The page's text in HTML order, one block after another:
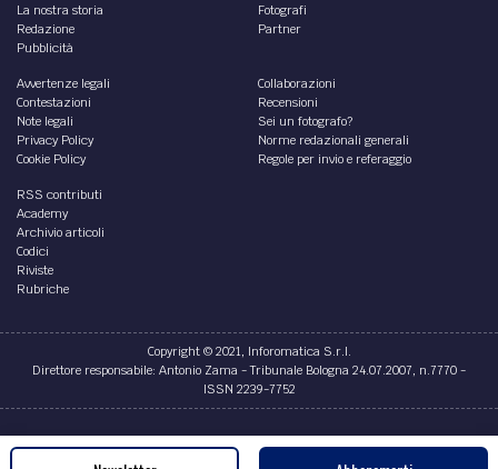
La nostra storia
Redazione
Pubblicità
Fotografi
Partner
Avvertenze legali
Contestazioni
Note legali
Privacy Policy
Cookie Policy
Collaborazioni
Recensioni
Sei un fotografo?
Norme redazionali generali
Regole per invio e referaggio
RSS contributi
Academy
Archivio articoli
Codici
Riviste
Rubriche
Copyright © 2021, Inforomatica S.r.l.
Direttore responsabile: Antonio Zama - Tribunale Bologna 24.07.2007, n.7770 -
ISSN 2239-7752
Credits